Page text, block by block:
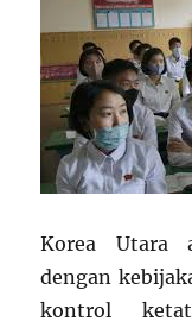
Korea Utara
dengan
kontrol ketat